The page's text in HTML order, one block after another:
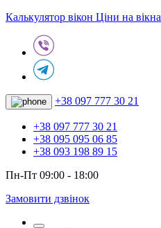
Калькулятор вікон Ціни на вікна
+38 097 777 30 21
+38 097 777 30 21
+38 095 095 06 85
+38 093 198 89 15
Пн-Пт 09:00 - 18:00
Замовити дзвінок